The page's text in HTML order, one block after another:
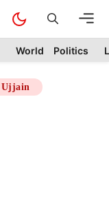
World Politics
Ujjain